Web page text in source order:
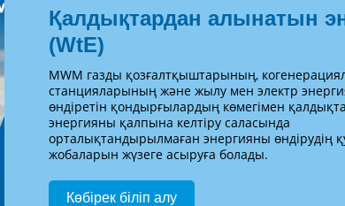
Қалдықтардан алынатын
(WtE)
MWM газды қозғалтқыштарының,
станцияларының және жылу мен электр
өндіретін қондырғылардың көмегімен
энергияны қалпына келтіру саласында
орталықтандырылмаған энергияны өндірудің
жобаларын жүзеге асыруға болады.
Көбірек біліп алу